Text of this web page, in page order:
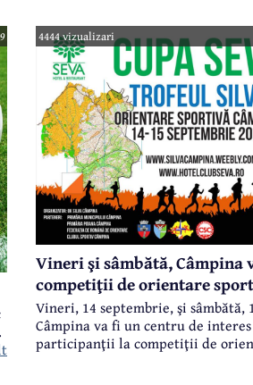
între 6 şi 85 de ani.
4444 vizualizari
Vineri şi sâmbătă, Câmpina
competiţii de orientare
Vineri, 14 septembrie, şi sâmbătă,
Câmpina va fi un centru de
participanţii la competiţii de